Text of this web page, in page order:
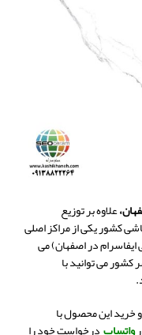
علاوه بر توزیع
بیش از ۳۰ کارخانه کاشی کشور یکی از مراکز اصلی
در اصفهان) می
می توانید با
این محصول با
واتساپدرخواست خود را